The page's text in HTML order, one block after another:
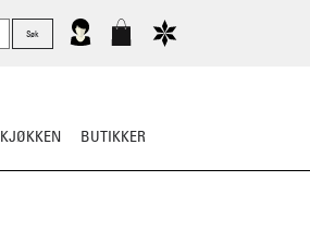
KJØKKEN BUTIKKER